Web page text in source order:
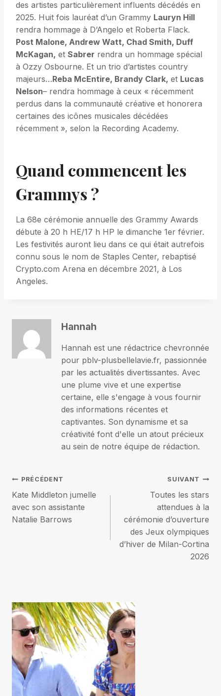
des artistes particulièrement influents décédés en
2025. Huit fois lauréat d’un Grammy Lauryn Hill
rendra hommage à D’Angelo et Roberta Flack.
Post Malone, Andrew Watt, Chad Smith, Duff
McKagan, et Sabrer rendra un hommage spécial
à Ozzy Osbourne. Et un trio d’artistes country
majeurs…Reba McEntire, Brandy Clark, et Lucas
Nelson– rendra hommage à ceux « récemment
perdus dans la communauté créative et honorera
certaines des icônes musicales décédées
récemment », selon la Recording Academy.
Quand commencent les
Grammys ?
La 68e cérémonie annuelle des Grammy Awards
débute à 20 h HE/17 h HP le dimanche 1er février.
Les festivités auront lieu dans ce qui était autrefois
connu sous le nom de Staples Center, rebaptisé
Crypto.com Arena en décembre 2021, à Los
Angeles.
Hannah
Hannah est une rédactrice chevronnée
pour pblv-plusbellelavie.fr, passionnée
par les actualités divertissantes. Avec
une plume vive et une expertise
certaine, elle s'engage à vous fournir
des informations récentes et
captivantes. Son dynamisme et sa
créativité font d'elle un atout précieux
au sein de notre équipe de rédaction.
Navigation
de
PRÉCÉDENT
Kate Middleton jumelle
avec son assistante
Natalie Barrows
SUIVANT
Toutes les stars
attendues à la
cérémonie d’ouverture
des Jeux olympiques
d’hiver de Milan-Cortina
2026